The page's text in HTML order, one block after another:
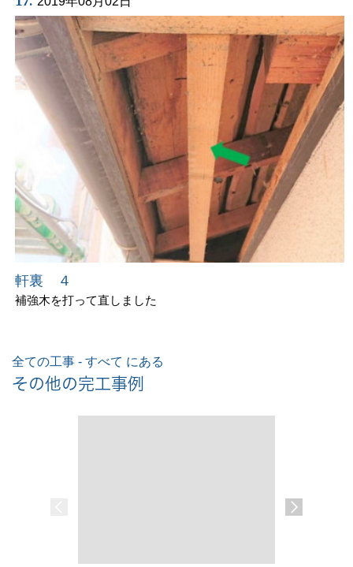
軒裏 ４
補強木を打って直しました
全ての工事 - すべて にある
その他の完工事例